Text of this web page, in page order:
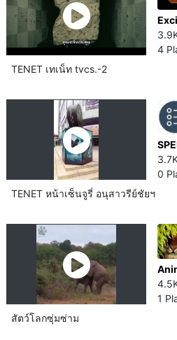
4
TENET เทเน็ท tvcs.-2
0
TENET หน้าเซ็นจูรี่ อนุสาวรีย์ชัยฯ
1
สัตว์โลกซุ่มซ่าม